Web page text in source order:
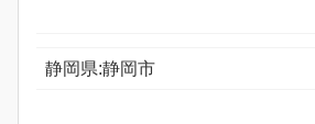
静岡県:静岡市